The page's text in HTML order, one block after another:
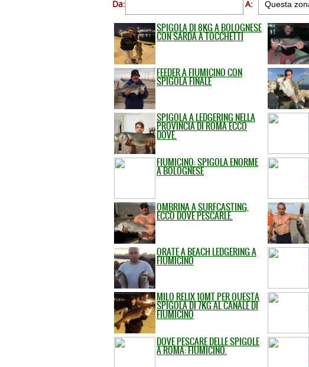
Da: A:
SPIGOLA DI 8KG A BOLOGNESE
CON SARDA A TOCCHETTI
FEEDER A FIUMICINO CON
SPIGOLA FINALE
SPIGOLA A LEDGERING NELLA
PROVINCIA DI ROMA ECCO
DOVE.
FIUMICINO: SPIGOLA ENORME
A BOLOGNESE
OMBRINA A SURFCASTING,
ECCO DOVE PESCARLE.
ORATE A BEACH LEDGERING A
FIUMICINO
MILO RELIX 10MT PER QUESTA
SPIGOLA DI 7KG AL CANALE DI
FIUMICINO
DOVE PESCARE DELLE SPIGOLE
A ROMA: FIUMICINO.